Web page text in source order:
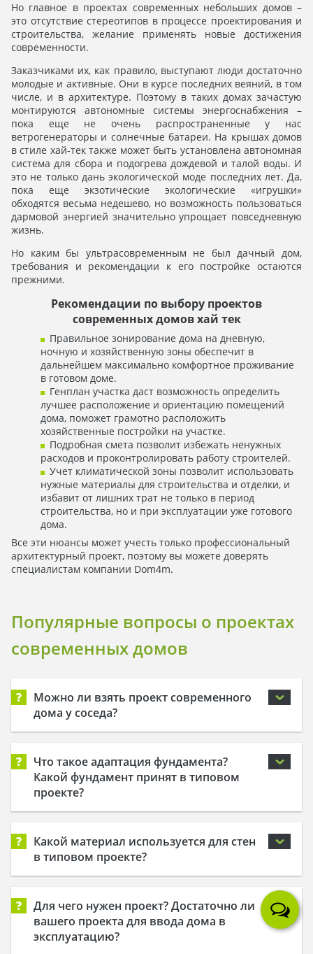
Но главное в проектах современных небольших домов –
это отсутствие стереотипов в процессе проектирования и
строительства, желание применять новые достижения
современности.
Заказчиками их, как правило, выступают люди достаточно
молодые и активные. Они в курсе последних веяний, в том
числе, и в архитектуре. Поэтому в таких домах зачастую
монтируются автономные системы энергоснабжения –
пока еще не очень распространенные у нас
ветрогенераторы и солнечные батареи. На крышах домов
в стиле хай-тек также может быть установлена автономная
система для сбора и подогрева дождевой и талой воды. И
это не только дань экологической моде последних лет. Да,
пока еще экзотические экологические «игрушки»
обходятся весьма недешево, но возможность пользоваться
дармовой энергией значительно упрощает повседневную
жизнь.
Но каким бы ультрасовременным не был дачный дом,
требования и рекомендации к его постройке остаются
прежними.
Рекомендации по выбору проектов
современных домов хай тек
Правильное зонирование дома на дневную,
ночную и хозяйственную зоны обеспечит в
дальнейшем максимально комфортное проживание
в готовом доме.
Генплан участка даст возможность определить
лучшее расположение и ориентацию помещений
дома, поможет грамотно расположить
хозяйственные постройки на участке.
Подробная смета позволит избежать ненужных
расходов и проконтролировать работу строителей.
Учет климатической зоны позволит использовать
нужные материалы для строительства и отделки, и
избавит от лишних трат не только в период
строительства, но и при эксплуатации уже готового
дома.
Все эти нюансы может учесть только профессиональный
архитектурный проект, поэтому вы можете доверять
специалистам компании Dom4m.
Популярные вопросы о проектах
современных домов
?
Можно ли взять проект современного
дома у соседа?
?
Что такое адаптация фундамента?
Какой фундамент принят в типовом
проекте?
?
Какой материал используется для стен
в типовом проекте?
?
Для чего нужен проект? Достаточно ли
вашего проекта для ввода дома в
эксплуатацию?